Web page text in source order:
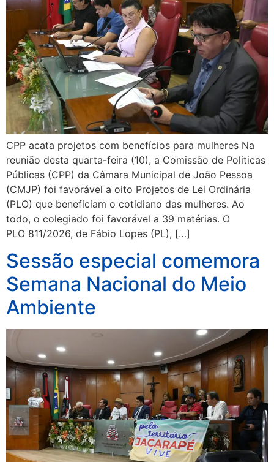
CPP acata projetos com benefícios para mulheres Na
reunião desta quarta-feira (10), a Comissão de Politicas
Públicas (CPP) da Câmara Municipal de João Pessoa
(CMJP) foi favorável a oito Projetos de Lei Ordinária
(PLO) que beneficiam o cotidiano das mulheres. Ao
todo, o colegiado foi favorável a 39 matérias. O
PLO 811/2026, de Fábio Lopes (PL), […]
Sessão especial comemora
Semana Nacional do Meio
Ambiente